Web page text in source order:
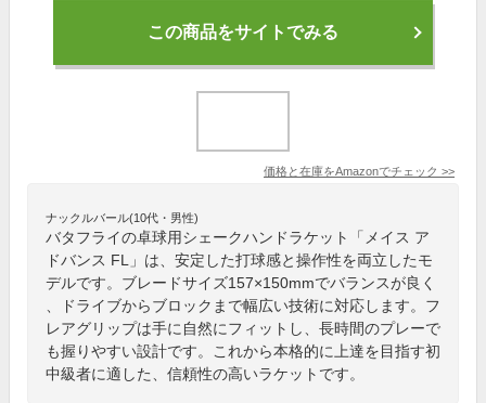
この商品をサイトでみる
価格と在庫をAmazonでチェック >>
ナックルバール(10代・男性)
バタフライの卓球用シェークハンドラケット「メイス ア
ドバンス FL」は、安定した打球感と操作性を両立したモ
デルです。ブレードサイズ157×150mmでバランスが良く
、ドライブからブロックまで幅広い技術に対応します。フ
レアグリップは手に自然にフィットし、長時間のプレーで
も握りやすい設計です。これから本格的に上達を目指す初
中級者に適した、信頼性の高いラケットです。